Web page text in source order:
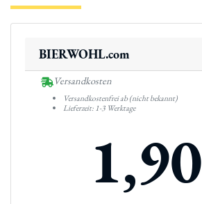
BIERWOHL.com
Versandkosten
Versandkostenfrei ab (nicht bekannt)
Lieferzeit: 1-3 Werktage
1,90